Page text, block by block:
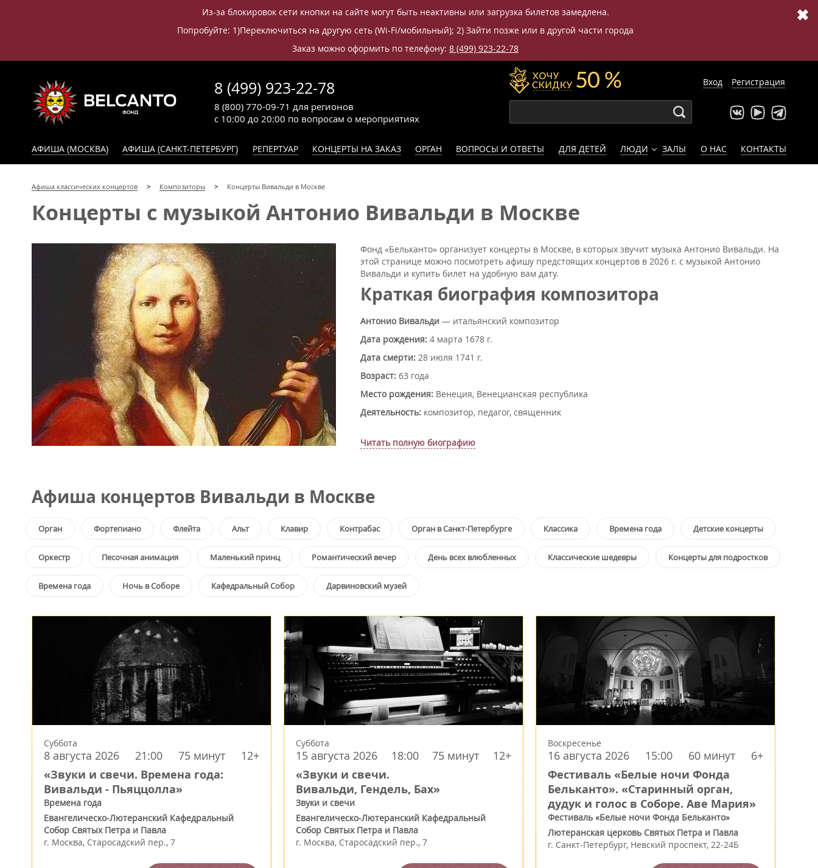
Из-за блокировок сети кнопки на сайте могут быть неактивны или загрузка билетов замедлена.
Попробуйте: 1)Переключиться на другую сеть (Wi-Fi/мобильный); 2) Зайти позже или в другой части города
Заказ можно оформить по телефону: 8 (499) 923-22-78
✖
8 (499) 923-22-78
с 10:00 до 20:00 по вопросам о мероприятиях
8 (800) 770-09-71 для регионов
Вход Регистрация
АФИША (МОСКВА) АФИША (САНКТ-ПЕТЕРБУРГ) РЕПЕРТУАР КОНЦЕРТЫ НА ЗАКАЗ ОРГАН ВОПРОСЫ И ОТВЕТЫ ДЛЯ ДЕТЕЙ ЛЮДИ ЗАЛЫ О НАС КОНТАКТЫ
Афиша классических концертов Композиторы Концерты Вивальди в Москве
Концерты с музыкой Антонио Вивальди в Москве
Фонд «Бельканто» организует концерты в Москве, в которых звучит музыка Антонио Вивальди. На
этой странице можно посмотреть афишу предстоящих концертов в 2026 г. с музыкой Антонио
Вивальди и купить билет на удобную вам дату.
Краткая биография композитора
Антонио Вивальди — итальянский композитор
Дата рождения: 4 марта 1678 г.
Дата смерти: 28 июля 1741 г.
Возраст: 63 года
Место рождения: Венеция, Венецианская республика
Деятельность: композитор, педагог, священник
Читать полную биографию
Афиша концертов Вивальди в Москве
Орган Фортепиано Флейта Альт Клавир Контрабас Орган в Санкт-Петербурге Классика Времена года Детские концерты
Оркестр Песочная анимация Маленький принц Романтический вечер День всех влюбленных Классические шедевры Концерты для подростков
Времена года Ночь в Соборе Кафедральный Собор Дарвиновский музей
Суббота
8 августа 2026 21:00 75 минут 12+
«Звуки и свечи. Времена года:
Вивальди - Пьяццолла»
Времена года
Евангелическо-Лютеранский Кафедральный
Собор Святых Петра и Павла
г. Москва, Старосадский пер., 7
Суббота
15 августа 2026 18:00 75 минут 12+
«Звуки и свечи.
Вивальди, Гендель, Бах»
Звуки и свечи
Евангелическо-Лютеранский Кафедральный
Собор Святых Петра и Павла
г. Москва, Старосадский пер., 7
Воскресенье
16 августа 2026 15:00 60 минут 6+
Фестиваль «Белые ночи Фонда
Бельканто». «Старинный орган,
дудук и голос в Соборе. Аве Мария»
Фестиваль «Белые ночи Фонда Бельканто»
Лютеранская церковь Святых Петра и Павла
г. Санкт-Петербург, Невский проспект, 22-24Б